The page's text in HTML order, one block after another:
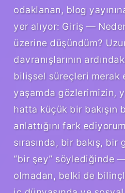
odaklanan, blog
yer alıyor: Giriş —
üzerine düşündüm?
davranışlarının
bilişsel süreçleri merak
yaşamda gözlerimizin,
hatta küçük bir bakışın
anlattığını fark
sırasında, bir bakış,
“bir şey” söylediğinde
olmadan, belki de